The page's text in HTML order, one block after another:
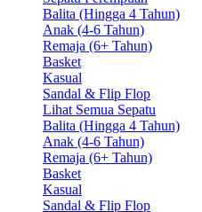
Balita (Hingga 4 Tahun)
Anak (4-6 Tahun)
Remaja (6+ Tahun)
Basket
Kasual
Sandal & Flip Flop
Lihat Semua Sepatu
Balita (Hingga 4 Tahun)
Anak (4-6 Tahun)
Remaja (6+ Tahun)
Basket
Kasual
Sandal & Flip Flop